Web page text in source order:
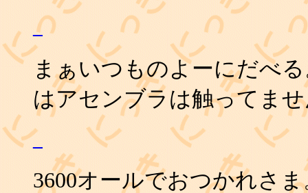
_
まぁいつものよーにだべ
はアセンブラは触ってま
_
3600オールでおつかれさま